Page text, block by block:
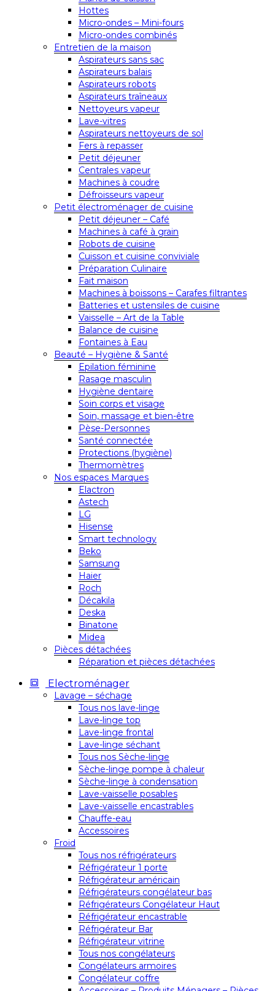
Hottes
Micro-ondes – Mini-fours
Micro-ondes combinés
Entretien de la maison
Aspirateurs sans sac
Aspirateurs balais
Aspirateurs robots
Aspirateurs traîneaux
Nettoyeurs vapeur
Lave-vitres
Aspirateurs nettoyeurs de sol
Fers à repasser
Petit déjeuner
Centrales vapeur
Machines à coudre
Défroisseurs vapeur
Petit électroménager de cuisine
Petit déjeuner – Café
Machines à café à grain
Robots de cuisine
Cuisson et cuisine conviviale
Préparation Culinaire
Fait maison
Machines à boissons – Carafes filtrantes
Batteries et ustensiles de cuisine
Vaisselle – Art de la Table
Balance de cuisine
Fontaines à Eau
Beauté – Hygiène & Santé
Epilation féminine
Rasage masculin
Hygiène dentaire
Soin corps et visage
Soin, massage et bien-être
Pèse-Personnes
Santé connectée
Protections (hygiène)
Thermomètres
Nos espaces Marques
Elactron
Astech
LG
Hisense
Smart technology
Beko
Samsung
Haier
Roch
Décakila
Deska
Binatone
Midea
Pièces détachées
Réparation et pièces détachées
Electroménager
Lavage – séchage
Tous nos lave-linge
Lave-linge top
Lave-linge frontal
Lave-linge séchant
Tous nos Sèche-linge
Sèche-linge pompe à chaleur
Sèche-linge à condensation
Lave-vaisselle posables
Lave-vaisselle encastrables
Chauffe-eau
Accessoires
Froid
Tous nos réfrigérateurs
Réfrigérateur 1 porte
Réfrigérateur américain
Réfrigérateurs congélateur bas
Réfrigérateurs Congélateur Haut
Réfrigérateur encastrable
Réfrigérateur Bar
Réfrigérateur vitrine
Tous nos congélateurs
Congélateurs armoires
Congélateur coffre